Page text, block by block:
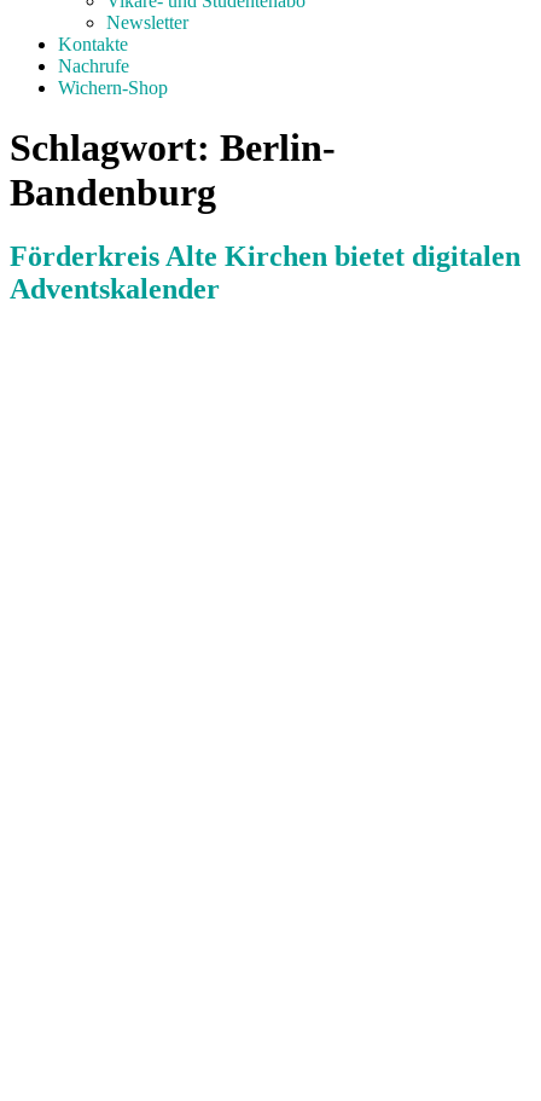
Newsletter
Kontakte
Nachrufe
Wichern-Shop
Schlagwort: Berlin-
Bandenburg
Förderkreis Alte Kirchen bietet digitalen
Adventskalender